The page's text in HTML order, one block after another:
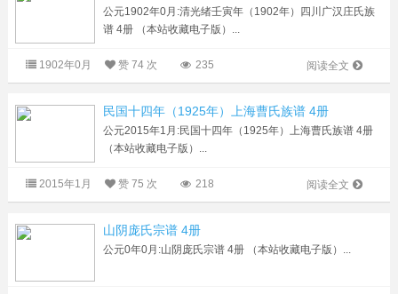
公元1902年0月:清光绪壬寅年（1902年）四川广汉庄氏族
谱 4册 （本站收藏电子版）...
阅读全文
1902年0月 赞74 次 235
民国十四年（1925年）上海曹氏族谱 4册
公元2015年1月:民国十四年（1925年）上海曹氏族谱 4册
（本站收藏电子版）...
阅读全文
2015年1月 赞75 次 218
山阴庞氏宗谱 4册
公元0年0月:山阴庞氏宗谱 4册 （本站收藏电子版）...